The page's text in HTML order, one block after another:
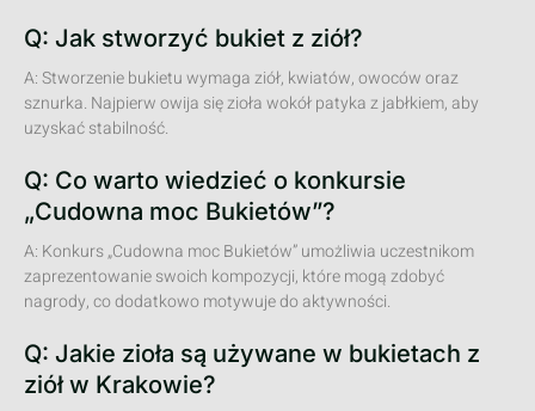
Q: Jak stworzyć bukiet z ziół?
A: Stworzenie bukietu wymaga ziół, kwiatów, owoców oraz
sznurka. Najpierw owija się zioła wokół patyka z jabłkiem, aby
uzyskać stabilność.
Q: Co warto wiedzieć o konkursie
„Cudowna moc Bukietów”?
A: Konkurs „Cudowna moc Bukietów” umożliwia uczestnikom
zaprezentowanie swoich kompozycji, które mogą zdobyć
nagrody, co dodatkowo motywuje do aktywności.
Q: Jakie zioła są używane w bukietach z
ziół w Krakowie?